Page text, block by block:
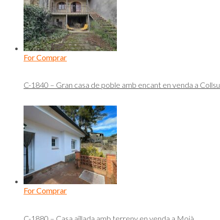
For Comprar
C-1840 – Gran casa de poble amb encant en venda a
For Comprar
C-1880 – Casa aïllada amb terreny en venda a Moià